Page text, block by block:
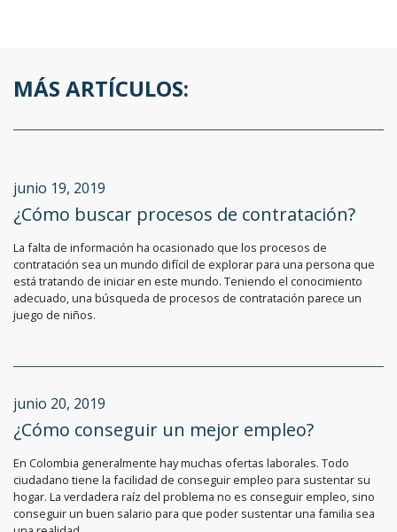
MÁS ARTÍCULOS:
junio 19, 2019
¿Cómo buscar procesos de contratación?
La falta de información ha ocasionado que los procesos de
contratación sea un mundo difícil de explorar para una persona que
está tratando de iniciar en este mundo. Teniendo el conocimiento
adecuado, una búsqueda de procesos de contratación parece un
juego de niños.
junio 20, 2019
¿Cómo conseguir un mejor empleo?
En Colombia generalmente hay muchas ofertas laborales. Todo
ciudadano tiene la facilidad de conseguir empleo para sustentar su
hogar. La verdadera raíz del problema no es conseguir empleo, sino
conseguir un buen salario para que poder sustentar una familia sea